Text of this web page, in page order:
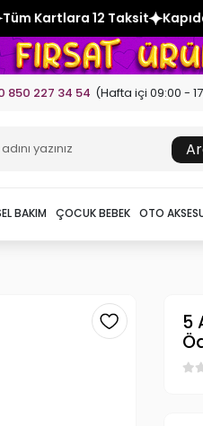
Kapıda Ödeme Avantajı
850 227 34 54 (Hafta içi 09:00 -
BAKIM ÇOCUK BEBEK OTO
5